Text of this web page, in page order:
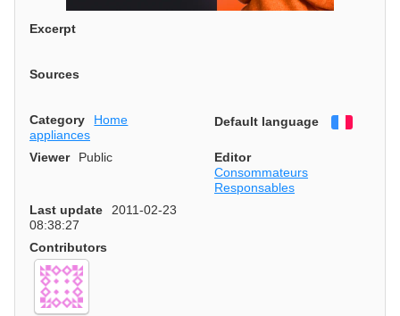
Excerpt
Sources
Category
Home
appliances
Default language
Viewer Public
Editor
Consommateurs
Responsables
Last update
2011-02-23
08:38:27
Contributors